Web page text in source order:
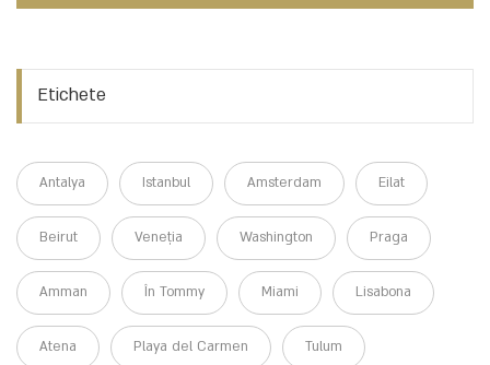
Etichete
Antalya Istanbul Amsterdam Eilat
Beirut Veneția Washington Praga
Amman În Tommy Miami Lisabona
Atena Playa del Carmen Tulum